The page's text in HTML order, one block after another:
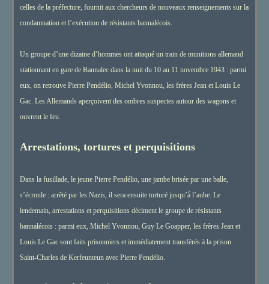
celles de la préfecture, fournit aux chercheurs de nouveaux renseignements sur la
condamnation et l’exécution de résistants bannalécois.
Un groupe d’une dizaine d’hommes ont attaqué un train de munitions allemand
stationnant en gare de Bannalec dans la nuit du 10 au 11 novembre 1943 : parmi
eux, on retrouve Pierre Pendélio, Michel Yvonnou, les frères Jean et Louis Le
Gac. Les Allemands aperçoivent des ombres suspectes autour des wagons et
ouvrent le feu.
Arrestations, tortures et perquisitions
Dans la fusillade, le jeune Pierre Pendélio, une jambe brisée par une balle,
s’écroule : arrêté par les Nazis, il sera ensuite torturé jusqu’à̀ l’aube. Le
lendemain, arrestations et perquisitions déciment le groupe de résistants
bannalécois : parmi eux, Michel Yvonnou, Guy Le Goapper, les frères Jean et
Louis Le Gac sont faits prisonniers et immédiatement transférés à la prison
Saint-Charles de Kerfeunteun avec Pierre Pendélio.